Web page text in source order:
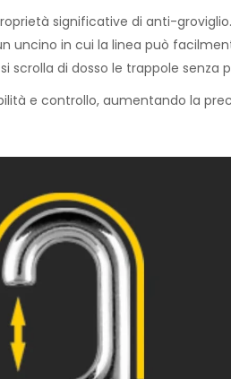
significative di anti-
uncino in cui la linea può
scrolla di dosso le trappole senza
e controllo, aumentando la